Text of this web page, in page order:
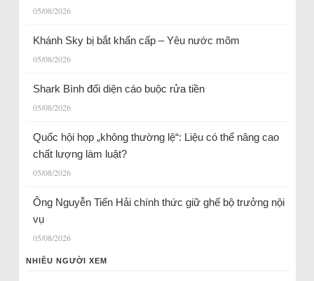
05/08/2026
Khánh Sky bị bắt khẩn cấp – Yêu nước mõm
05/08/2026
Shark Bình đối diện cáo buộc rửa tiền
05/08/2026
Quốc hội họp „không thường lệ“: Liệu có thể nâng cao
chất lượng làm luật?
05/08/2026
Ông Nguyễn Tiến Hải chính thức giữ ghế bộ trưởng nội
vụ
05/08/2026
NHIỀU NGƯỜI XEM